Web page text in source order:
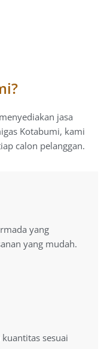
jasa
Kotabumi, kami
calon pelanggan.
yang
yang mudah.
yang
yang mudah.
sesuai
sesuai